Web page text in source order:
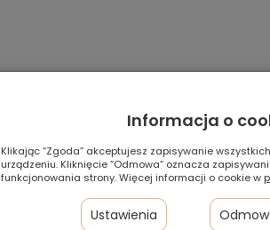
Informacja o
Klikając “Zgoda” akceptujesz zapisywanie
urządzeniu. Kliknięcie “Odmowa” oznacza
funkcjonowania strony. Więcej informacji o cookie w
Ustawienia